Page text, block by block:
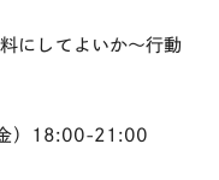
にしてよいか～行動
）18:00-21:00